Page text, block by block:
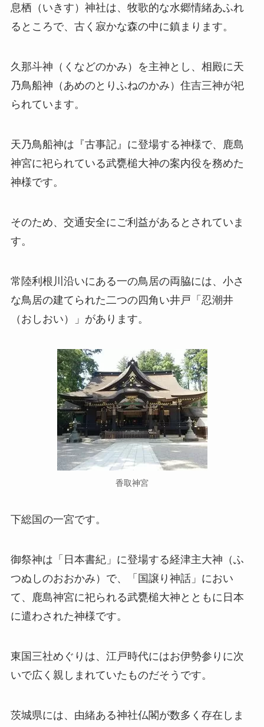
息栖（いきす）神社は、牧歌的な水郷情緒あふれ
るところで、古く寂かな森の中に鎮まります。
久那斗神（くなどのかみ）を主神とし、相殿に天
乃鳥船神（あめのとりふねのかみ）住吉三神が祀
られています。
天乃鳥船神は『古事記』に登場する神様で、鹿島
神宮に祀られている武甕槌大神の案内役を務めた
神様です。
そのため、交通安全にご利益があるとされていま
す。
常陸利根川沿いにある一の鳥居の両脇には、小さ
な鳥居の建てられた二つの四角い井戸「忍潮井
（おしおい）」があります。
香取神宮
下総国の一宮です。
御祭神は「日本書紀」に登場する経津主大神（ふ
つぬしのおおかみ）で、「国譲り神話」におい
て、鹿島神宮に祀られる武甕槌大神とともに日本
に遣わされた神様です。
東国三社めぐりは、江戸時代にはお伊勢参りに次
いで広く親しまれていたものだそうです。
茨城県には、由緒ある神社仏閣が数多く存在しま